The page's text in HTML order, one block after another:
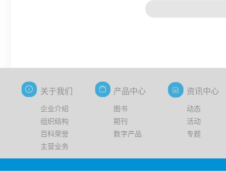
关于我们 产品中心 资讯中心
企业介绍 图书
动态
组织结构
期刊
活动
百科荣誉
数字产品
专题
主营业务